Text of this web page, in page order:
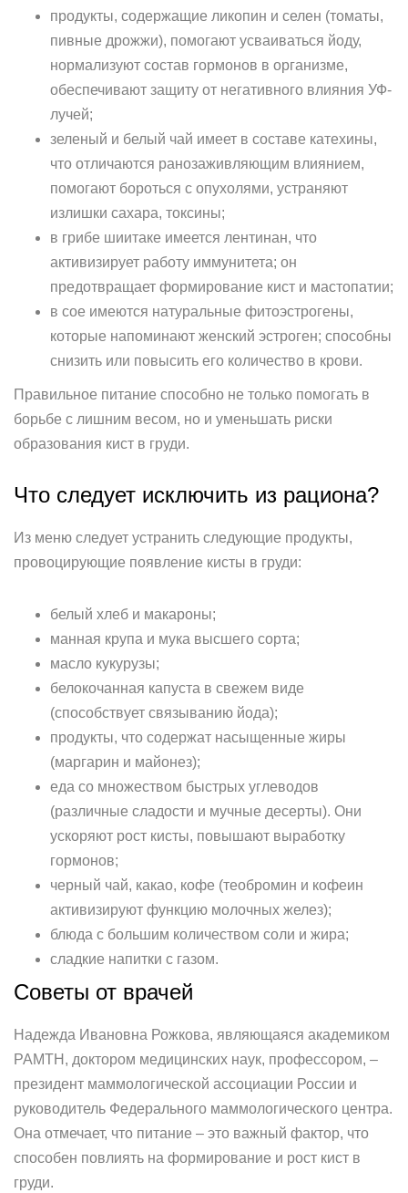
продукты, содержащие ликопин и селен (томаты,
пивные дрожжи), помогают усваиваться йоду,
нормализуют состав гормонов в организме,
обеспечивают защиту от негативного влияния УФ-
лучей;
зеленый и белый чай имеет в составе катехины,
что отличаются ранозаживляющим влиянием,
помогают бороться с опухолями, устраняют
излишки сахара, токсины;
в грибе шиитаке имеется лентинан, что
активизирует работу иммунитета; он
предотвращает формирование кист и мастопатии;
в сое имеются натуральные фитоэстрогены,
которые напоминают женский эстроген; способны
снизить или повысить его количество в крови.
Правильное питание способно не только помогать в
борьбе с лишним весом, но и уменьшать риски
образования кист в груди.
Что следует исключить из рациона?
Из меню следует устранить следующие продукты,
провоцирующие появление кисты в груди:
белый хлеб и макароны;
манная крупа и мука высшего сорта;
масло кукурузы;
белокочанная капуста в свежем виде
(способствует связыванию йода);
продукты, что содержат насыщенные жиры
(маргарин и майонез);
еда со множеством быстрых углеводов
(различные сладости и мучные десерты). Они
ускоряют рост кисты, повышают выработку
гормонов;
черный чай, какао, кофе (теобромин и кофеин
активизируют функцию молочных желез);
блюда с большим количеством соли и жира;
сладкие напитки с газом.
Советы от врачей
Надежда Ивановна Рожкова, являющаяся академиком
РАМТН, доктором медицинских наук, профессором, –
президент маммологической ассоциации России и
руководитель Федерального маммологического центра.
Она отмечает, что питание – это важный фактор, что
способен повлиять на формирование и рост кист в
груди.